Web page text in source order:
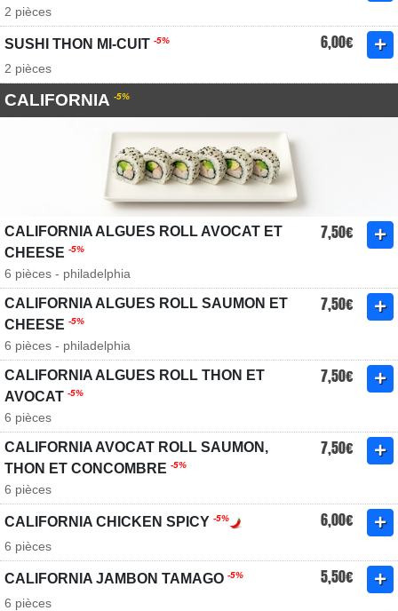
2 pièces
SUSHI THON MI-CUIT -5% 6,00€
2 pièces
CALIFORNIA -5%
CALIFORNIA ALGUES ROLL AVOCAT ET
CHEESE -5%
7,50€
6 pièces - philadelphia
CALIFORNIA ALGUES ROLL SAUMON ET
CHEESE -5%
7,50€
6 pièces - philadelphia
CALIFORNIA ALGUES ROLL THON ET
AVOCAT -5%
7,50€
6 pièces
CALIFORNIA AVOCAT ROLL SAUMON,
THON ET CONCOMBRE -5%
7,50€
6 pièces
CALIFORNIA CHICKEN SPICY -5% 6,00€
6 pièces
CALIFORNIA JAMBON TAMAGO -5% 5,50€
6 pièces